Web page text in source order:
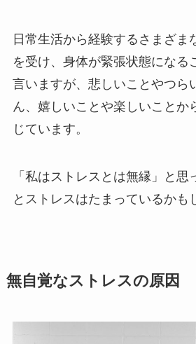
日常生活から経験するさまざま
を受け、身体が緊張状態になる
言いますが、悲しいことやつら
ん、嬉しいことや楽しいことか
じています。
「私はストレスとは無縁」と
とストレスはたまっているかも
無自覚なストレスの原因